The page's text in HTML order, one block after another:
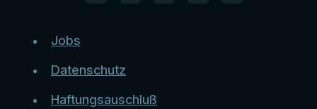
Jobs
Datenschutz
Haftungsauschluß